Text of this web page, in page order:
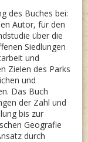
des Buches bei:
Autor, für den
über die
Siedlungen
und
Zielen des Parks
und
Das Buch
der Zahl und
bis zur
Geografie
durch